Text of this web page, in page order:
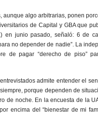
aunque algo arbitrarias, ponen
de Capital y GBA que
en junio pasado, señaló: 6 de
no depender de nadie”. La
de pagar “derecho de piso”
admite entender el
porque dependen de
de noche. En la encuesta de la
encima del “bienestar de mi